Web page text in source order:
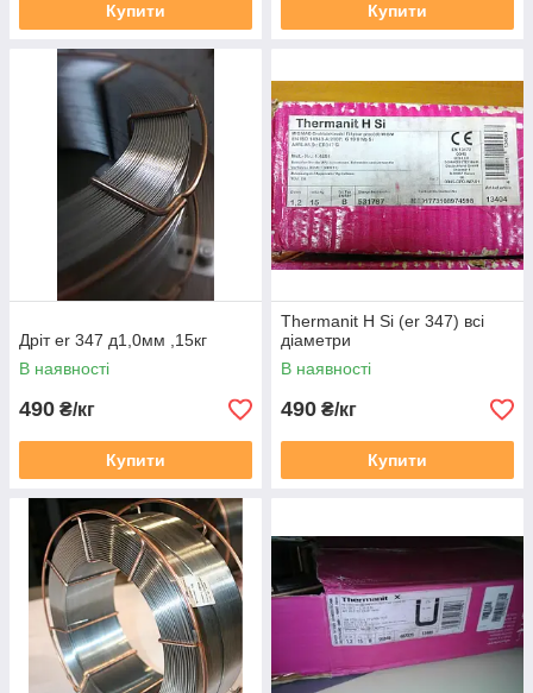
Купити Купити
Дріт er 347 д1,0мм ,15кг
В наявності
490 ₴/кг
Купити
Thermanit H Si (er 347) всі
діаметри
В наявності
490 ₴/кг
Купити